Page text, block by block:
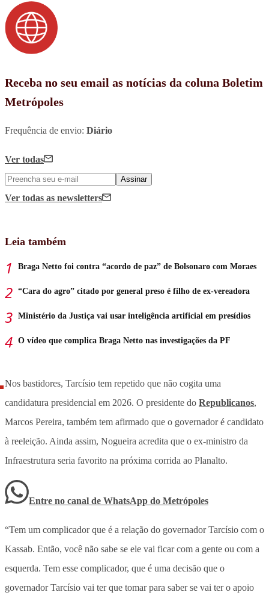
Receba no seu email as notícias da coluna Boletim
Metrópoles
Frequência de envio: Diário
Ver todas
Assinar
Ver todas as newsletters
Leia também
Braga Netto foi contra “acordo de paz” de Bolsonaro com Moraes
“Cara do agro” citado por general preso é filho de ex-vereadora
Ministério da Justiça vai usar inteligência artificial em presídios
O vídeo que complica Braga Netto nas investigações da PF
Nos bastidores, Tarcísio tem repetido que não cogita uma
candidatura presidencial em 2026. O presidente do Republicanos,
Marcos Pereira, também tem afirmado que o governador é candidato
à reeleição. Ainda assim, Nogueira acredita que o ex-ministro da
Infraestrutura seria favorito na próxima corrida ao Planalto.
Entre no canal de WhatsApp do Metrópoles
“Tem um complicador que é a relação do governador Tarcísio com o
Kassab. Então, você não sabe se ele vai ficar com a gente ou com a
esquerda. Tem esse complicador, que é uma decisão que o
governador Tarcísio vai ter que tomar para saber se vai ter o apoio